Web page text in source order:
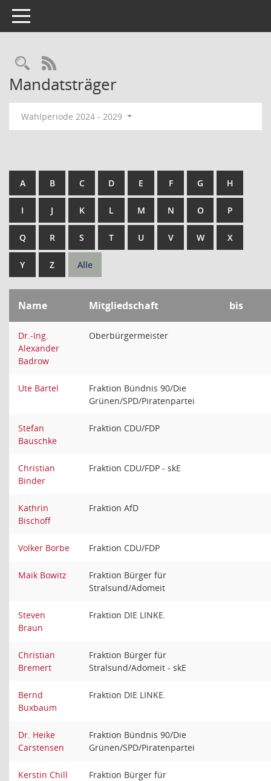
Toggle navigation
Rechercheauswahl
RSS-Feed
Mandatsträger
Wahlperiode 2024 - 2029
A B C D E F G H
I J K L M N O P
Q R S T U V W X
Y Z Alle
Name Mitgliedschaft bis
Dr.-Ing.
Alexander
Badrow
Oberbürgermeister
Ute Bartel
Fraktion Bündnis 90/Die
Grünen/SPD/Piratenpartei
Stefan
Bauschke
Fraktion CDU/FDP
Christian
Binder
Fraktion CDU/FDP - skE
Kathrin
Bischoff
Fraktion AfD
Volker Borbe Fraktion CDU/FDP
Maik Bowitz
Fraktion Bürger für
Stralsund/Adomeit
Steven
Braun
Fraktion DIE LINKE.
Christian
Bremert
Fraktion Bürger für
Stralsund/Adomeit - skE
Bernd
Buxbaum
Fraktion DIE LINKE.
Dr. Heike
Carstensen
Fraktion Bündnis 90/Die
Grünen/SPD/Piratenpartei
Kerstin Chill
Fraktion Bürger für